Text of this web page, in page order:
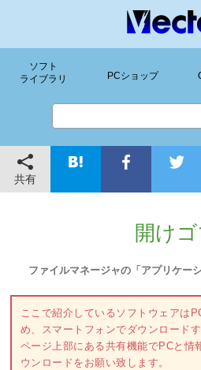
ソフト
ライブラリ
PCショップ
共有
開けゴ
ファイルマネージャの「アプリケー
ここで紹介しているソフトウェアは
め、スマートフォンでダウンロード
ページ上部にある共有機能でPCと情
ウンロードをお願い致します。